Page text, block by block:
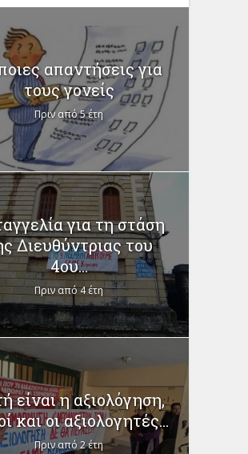
απαντήσεις για
τους γονείς
Πριν από 5 έτη
για τη στάση
Διευθύντριας του
4ου...
Πριν από 4 έτη
είναι η αξιολόγηση,
και οι αξιολογητές...
Πριν από 2 έτη